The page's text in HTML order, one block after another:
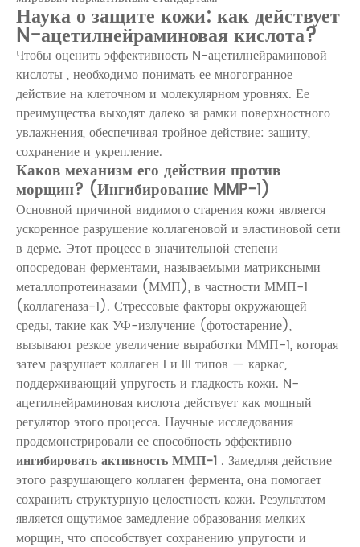
Наука о защите кожи: как действует
N-ацетилнейраминовая кислота?
Чтобы оценить эффективность N-ацетилнейраминовой
кислоты , необходимо понимать ее многогранное
действие на клеточном и молекулярном уровнях. Ее
преимущества выходят далеко за рамки поверхностного
увлажнения, обеспечивая тройное действие: защиту,
сохранение и укрепление.
Каков механизм его действия против
морщин? (Ингибирование MMP-1)
Основной причиной видимого старения кожи является
ускоренное разрушение коллагеновой и эластиновой сети
в дерме. Этот процесс в значительной степени
опосредован ферментами, называемыми матриксными
металлопротеиназами (ММП), в частности ММП-1
(коллагеназа-1). Стрессовые факторы окружающей
среды, такие как УФ-излучение (фотостарение),
вызывают резкое увеличение выработки ММП-1, которая
затем разрушает коллаген I и III типов — каркас,
поддерживающий упругость и гладкость кожи. N-
ацетилнейраминовая кислотадействует как мощный
регулятор этого процесса. Научные исследования
продемонстрировали ее способность эффективно
ингибировать активность ММП-1 . Замедляя действие
этого разрушающего коллаген фермента, она помогает
сохранить структурную целостность кожи. Результатом
является ощутимое замедление образования мелких
морщин, что способствует сохранению упругости и